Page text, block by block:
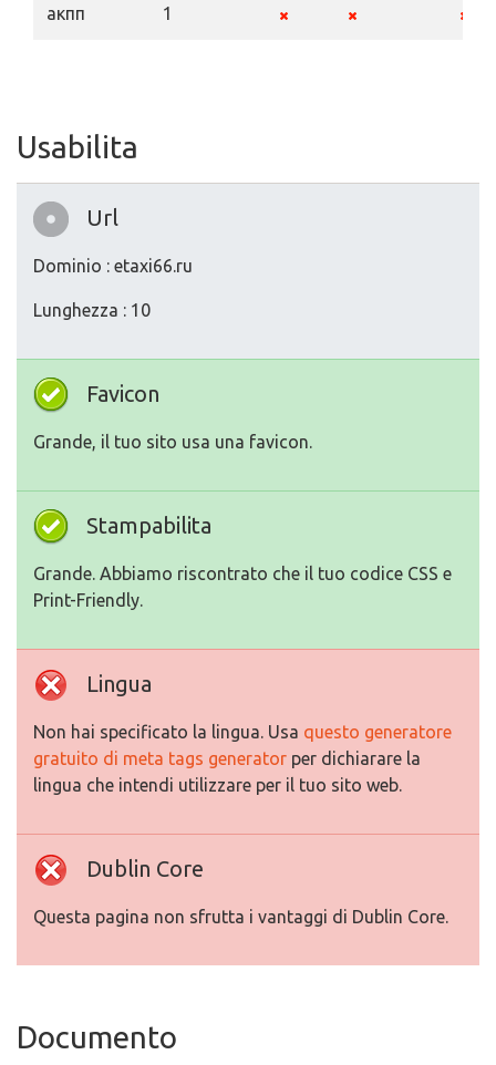
акпп 1
Usabilita
Url
Dominio : etaxi66.ru
Lunghezza : 10
Favicon
Grande, il tuo sito usa una favicon.
Stampabilita
Grande. Abbiamo riscontrato che il tuo codice CSS e
Print-Friendly.
Lingua
Non hai specificato la lingua. Usa questo generatore
gratuito di meta tags generator per dichiarare la
lingua che intendi utilizzare per il tuo sito web.
Dublin Core
Questa pagina non sfrutta i vantaggi di Dublin Core.
Documento